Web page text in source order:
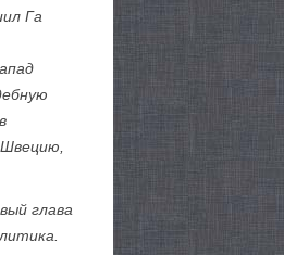
Га
глава